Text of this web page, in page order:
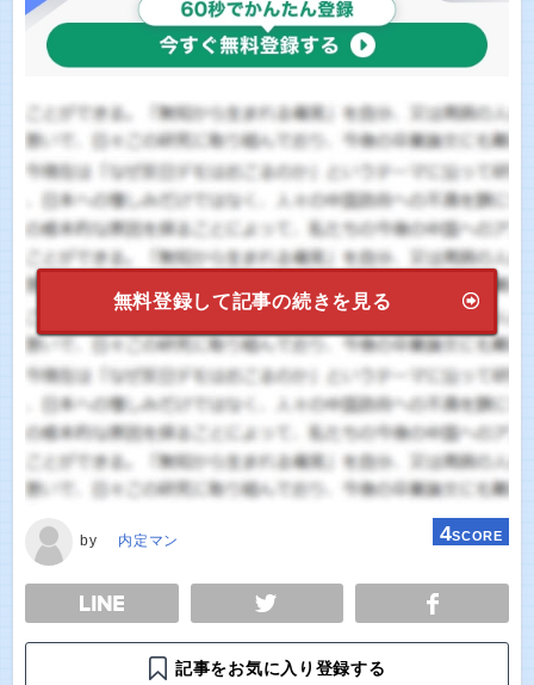
無料登録して記事の続きを見る
by 内定マン 4SCORE
TWEET
記事をお気に入り登録する